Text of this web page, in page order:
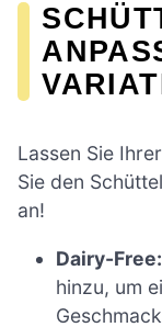
Lassen Sie
Sie den
an!
Dairy-Free:
hinzu, um